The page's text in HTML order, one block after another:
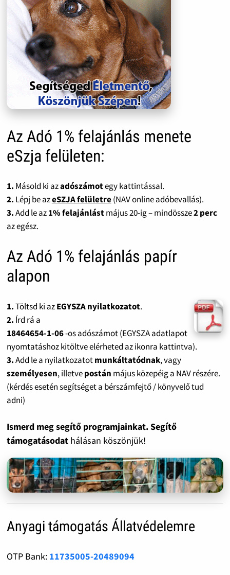
Az Adó 1% felajánlás menete
eSzja felületen:
1. Másold ki azadószámotegy kattintással.
2. Lépj be azeSZJA felületre(NAV online adóbevallás).
3.Add le az1% felajánlástmájus 20-ig – mindössze2 perc
az egész.
Az Adó 1% felajánlás papír
alapon
1.Töltsd ki azEGYSZA nyilatkozatot.
2. Írd rá a
18464654-1-06-os adószámot (EGYSZA adatlapot
nyomtatáshoz kitöltve elérheted az ikonra kattintva).
3.Add le a nyilatkozatotmunkáltatódnak, vagy
személyesen, illetvepostán május közepéig a NAV részére.
(kérdés esetén segítséget a bérszámfejtő / könyvelő tud
adni)
Ismerd meg segítő programjainkat. Segítő
támogatásodat hálásan köszönjük!
Anyagi támogatás Állatvédelemre
OTP Bank: 11735005-20489094